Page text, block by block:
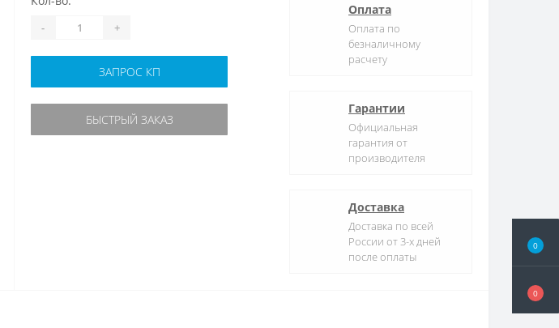
0
0
- +
ЗАПРОС КП
БЫСТРЫЙ ЗАКАЗ
Оплата
Оплата по
безналичному
расчету
Гарантии
Официальная
гарантия от
производителя
Доставка
Доставка по всей
России от 3-х дней
после оплаты